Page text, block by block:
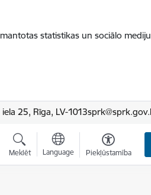
statistikas un sociālo
25, Rīga, LV-1013
Meklēt Language Piekļūstamība